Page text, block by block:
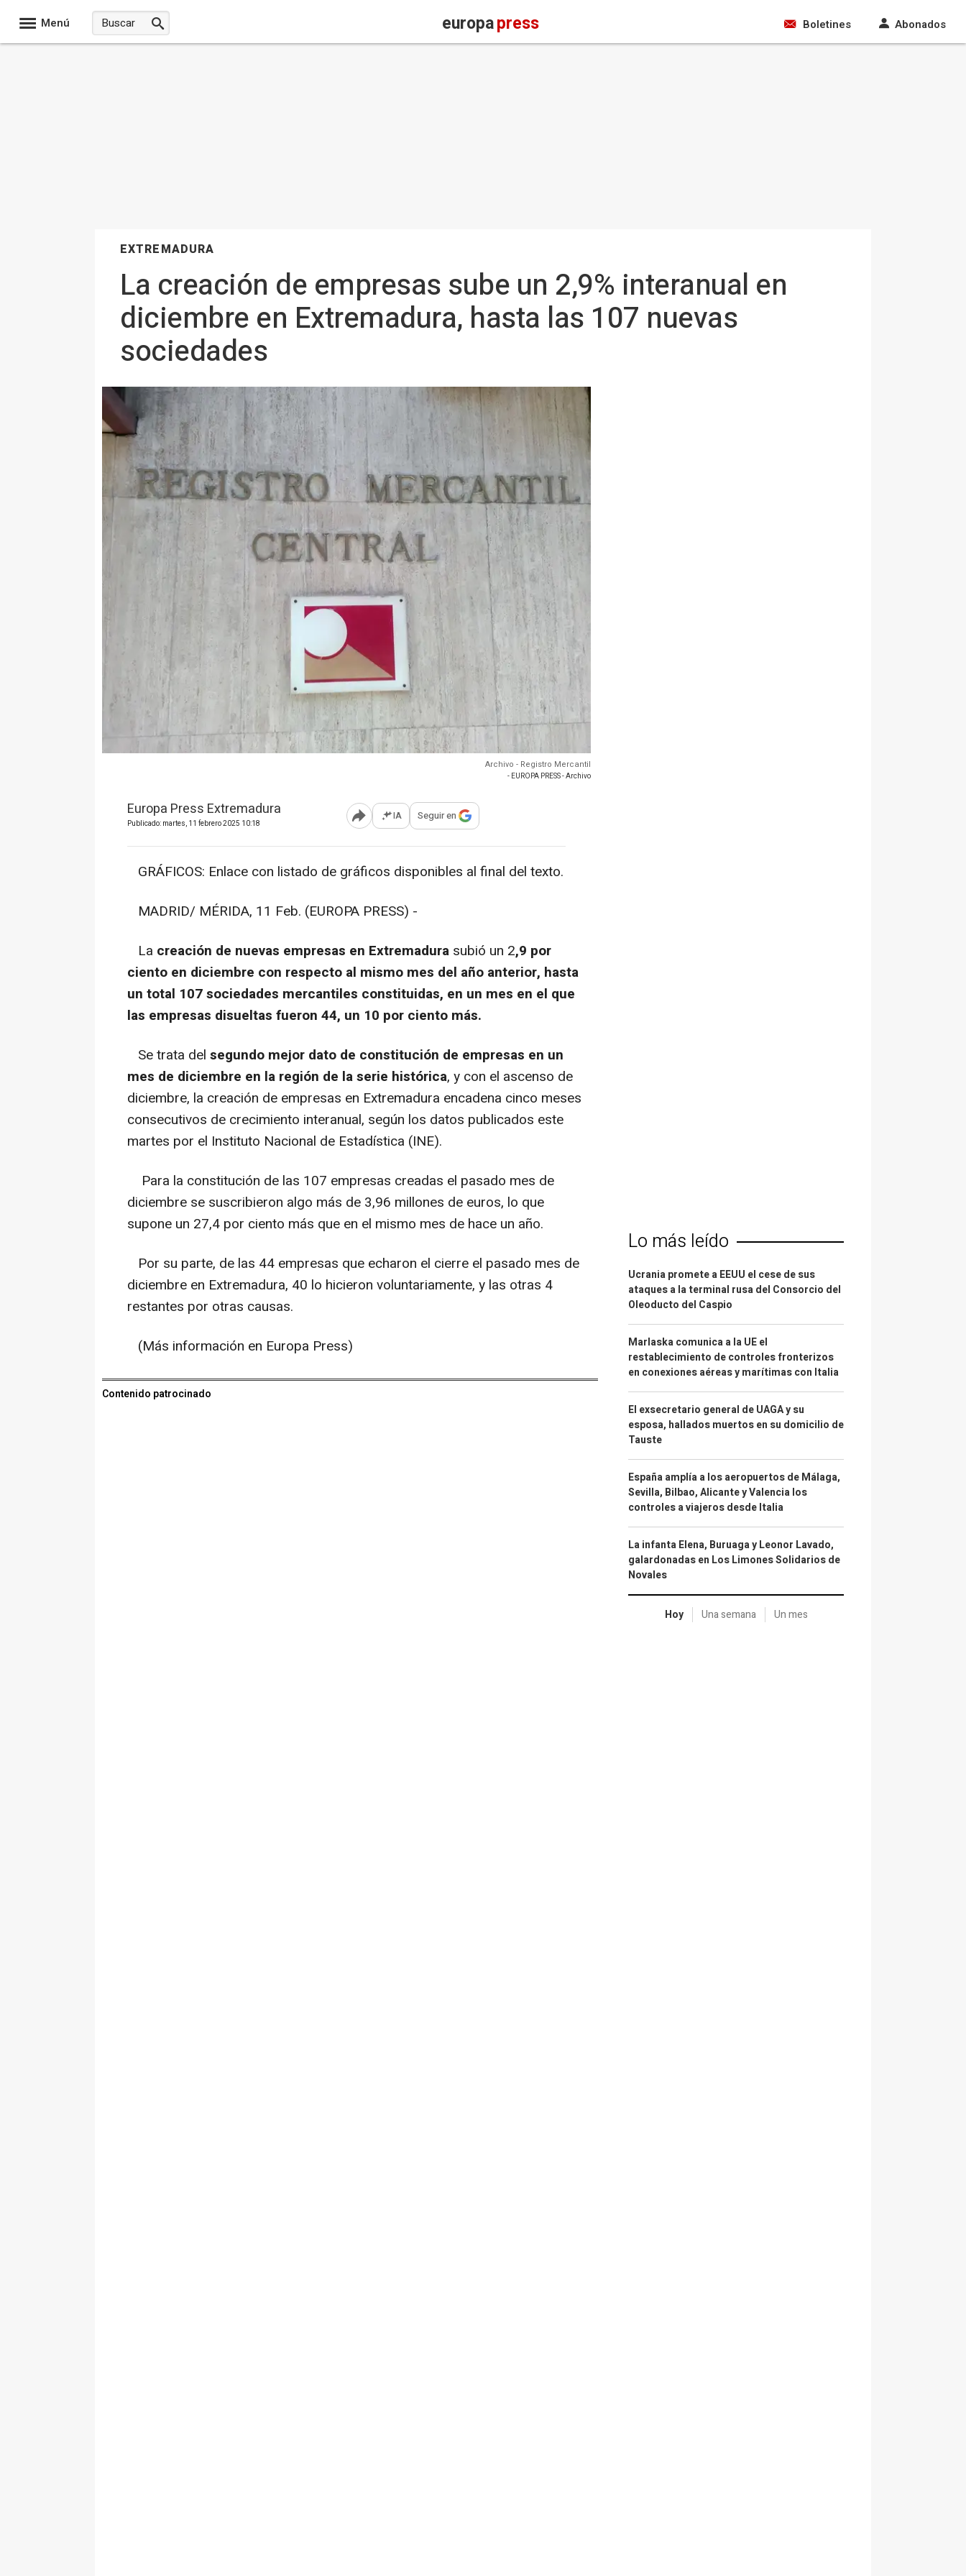
Menú europapress Boletines Abonados
EXTREMADURA
La creación de empresas sube un 2,9% interanual en
diciembre en Extremadura, hasta las 107 nuevas
sociedades
Archivo - Registro Mercantil
- EUROPA PRESS - Archivo
Europa Press Extremadura
Publicado: martes, 11 febrero 2025 10:18 Abrir opciones para compartir
IA Seguir en
GRÁFICOS: Enlace con listado de gráficos disponibles al final del texto.
MADRID/ MÉRIDA, 11 Feb. (EUROPA PRESS) -
La creación de nuevas empresas en Extremadura subió un 2,9 por
ciento en diciembre con respecto al mismo mes del año anterior, hasta
un total 107 sociedades mercantiles constituidas, en un mes en el que
las empresas disueltas fueron 44, un 10 por ciento más.
Se trata del segundo mejor dato de constitución de empresas en un
mes de diciembre en la región de la serie histórica, y con el ascenso de
diciembre, la creación de empresas en Extremadura encadena cinco meses
consecutivos de crecimiento interanual, según los datos publicados este
martes por el Instituto Nacional de Estadística (INE).
Para la constitución de las 107 empresas creadas el pasado mes de
diciembre se suscribieron algo más de 3,96 millones de euros, lo que
supone un 27,4 por ciento más que en el mismo mes de hace un año.
Por su parte, de las 44 empresas que echaron el cierre el pasado mes de
diciembre en Extremadura, 40 lo hicieron voluntariamente, y las otras 4
restantes por otras causas.
(Más información en Europa Press)
Contenido patrocinado
Lo más leído
Ucrania promete a EEUU el cese de sus
ataques a la terminal rusa del Consorcio del
Oleoducto del Caspio
Marlaska comunica a la UE el
restablecimiento de controles fronterizos
en conexiones aéreas y marítimas con Italia
El exsecretario general de UAGA y su
esposa, hallados muertos en su domicilio de
Tauste
España amplía a los aeropuertos de Málaga,
Sevilla, Bilbao, Alicante y Valencia los
controles a viajeros desde Italia
La infanta Elena, Buruaga y Leonor Lavado,
galardonadas en Los Limones Solidarios de
Novales
Hoy Una semana Un mes